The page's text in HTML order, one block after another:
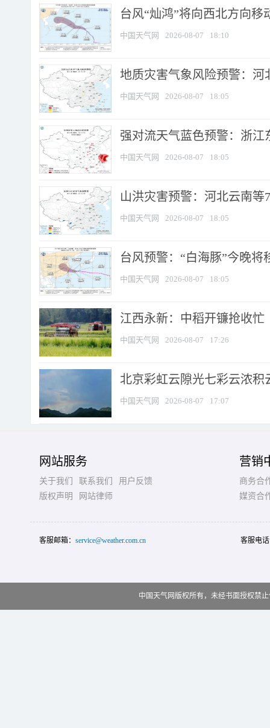
台风“灿鸿”将向西北方向移
中国天气网 2026-08-07 18:10
地质灾害气象风险预警：河
中国天气网 2026-08-07 18:05
强对流天气蓝色预警：浙江
中国天气网 2026-08-07 18:05
山洪灾害预警：河北云南
中国天气网 2026-08-07 18:05
台风预警：“白海豚”今晚将
中国天气网 2026-08-07 18:05
江西永新：中稻开镰抢收忙
中国天气网 2026-08-07 17:26
北京彩虹云隙光七彩云浓积
中国天气网 2026-08-07 17:07
网站服务
关于我们 联系我们
用户反馈
版权声明
网站律师
营销
商务合
媒资合
客服邮箱： service@weather.com.cn 客服电
中国天气网版权所有，未经书面授权